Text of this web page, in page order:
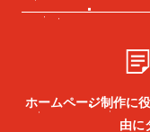
ホームページ制作に
由に